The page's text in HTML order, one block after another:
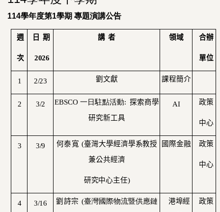
114學年度第1學期 專題演講公告
週
次
日 期
2026
講 者 領域 合辦
單位
1 2/23 劉文獻 課程簡介
2 3/2 EBSCO一日駐點活動:探索商學
研究新工具
AI 政策
中心
3 3/9 何泰寬(臺灣大學經濟學系教授
兼公共經濟
研究中心主任)
國際金融 政策
中心
4 3/16 劉詩宗 (臺灣國際物流暨供應鏈
港埠經
政策